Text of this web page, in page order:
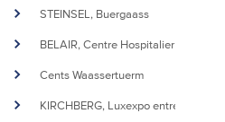
STEINSEL, Buergaass
BELAIR, Centre Hospitalier
Cents Waassertuerm
KIRCHBERG, Luxexpo entrée Sud